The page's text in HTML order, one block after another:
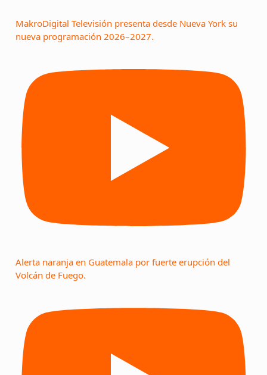
MakroDigital Televisión presenta desde Nueva York su
nueva programación 2026–2027.
Alerta naranja en Guatemala por fuerte erupción del
Volcán de Fuego.